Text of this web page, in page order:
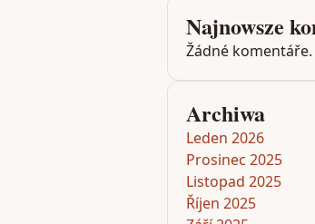
Najnowsze
Žádné komentáře.
Archiwa
Leden 2026
Prosinec 2025
Listopad 2025
Říjen 2025